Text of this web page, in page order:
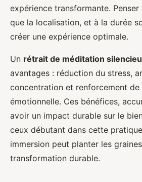
expérience transformante.
que la localisation, et à la durée
créer une expérience optimale.
Un rétrait de méditation
avantages : réduction du stress,
concentration et renforcement
émotionnelle. Ces bénéfices,
avoir un impact durable sur le
ceux débutant dans cette
immersion peut planter les graines
transformation durable.